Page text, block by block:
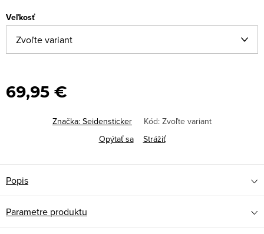
Veľkosť
69,95 €
Značka: Seidensticker Kód: Zvoľte variant
Opýtať sa
Strážiť
Popis
Parametre produktu